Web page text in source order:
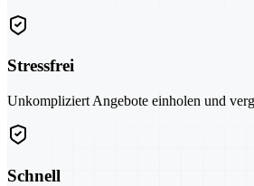
Stressfrei
Unkompliziert Angebote einholen und
Schnell